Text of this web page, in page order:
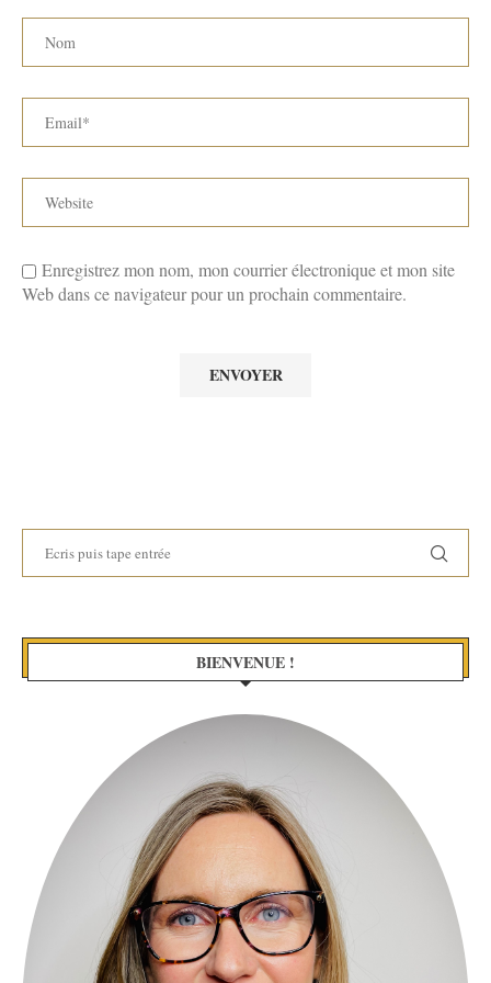
Enregistrez mon nom, mon courrier électronique et mon site
Web dans ce navigateur pour un prochain commentaire.
BIENVENUE !